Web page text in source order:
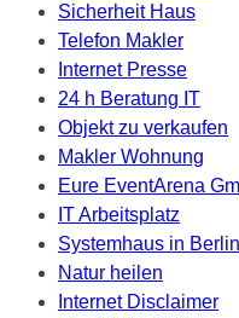
Sicherheit Haus
Telefon Makler
Internet Presse
24 h Beratung IT
Objekt zu verkaufen
Makler Wohnung
Eure EventArena
IT Arbeitsplatz
Systemhaus in
Natur heilen
Internet Disclaimer